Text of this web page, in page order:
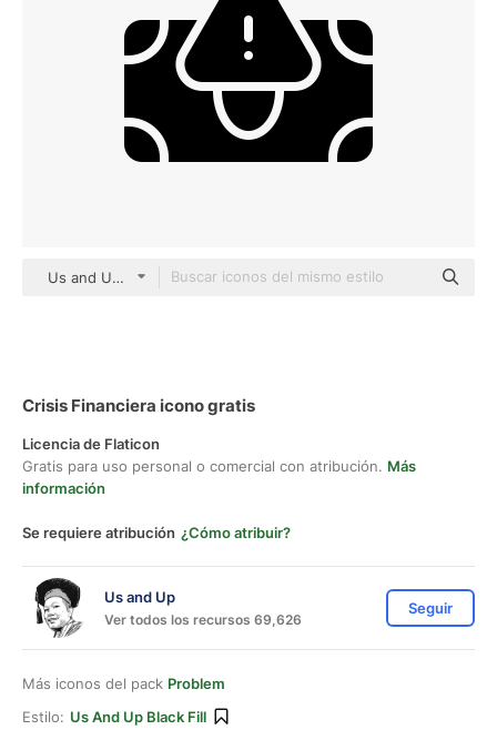
Us and Up black fill
Crisis Financiera icono gratis
Licencia de Flaticon
Gratis para uso personal o comercial con atribución. Más
información
Se requiere atribución ¿Cómo atribuir?
Us and Up
Ver todos los recursos 69,626
Seguir
Más iconos del pack Problem
Estilo: Us And Up Black Fill